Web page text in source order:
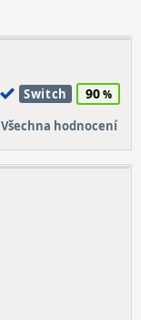
Switch 90
Všechna hodnocení